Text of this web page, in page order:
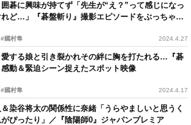
碁に興味が持てず「先生が“え？”って感じになっ
ど…」『碁盤斬り』撮影エピソードをぶっちゃけ
#國村隼 2024.4.27
する娘と引き裂かれその絆に胸を打たれる…『碁
動＆緊迫シーン捉えたスポット映像
#國村隼 2024.4.17
染谷将太の関係性に奈緒「うらやましいと思うく
がぴったり」／『陰陽師0』ジャパンプレミア